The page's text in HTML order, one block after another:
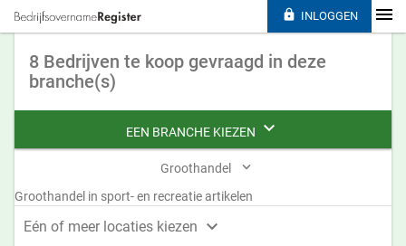
8 Bedrijven te koop gevraagd in deze
branche(s)
EEN BRANCHE KIEZEN 
Groothandel 
Groothandel in sport- en recreatie artikelen
Eén of meer locaties kiezen 
 INLOGGEN